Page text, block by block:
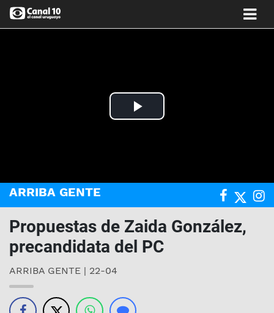
Play
ARRIBA GENTE
Propuestas de Zaida González,
precandidata del PC
ARRIBA GENTE | 22-04